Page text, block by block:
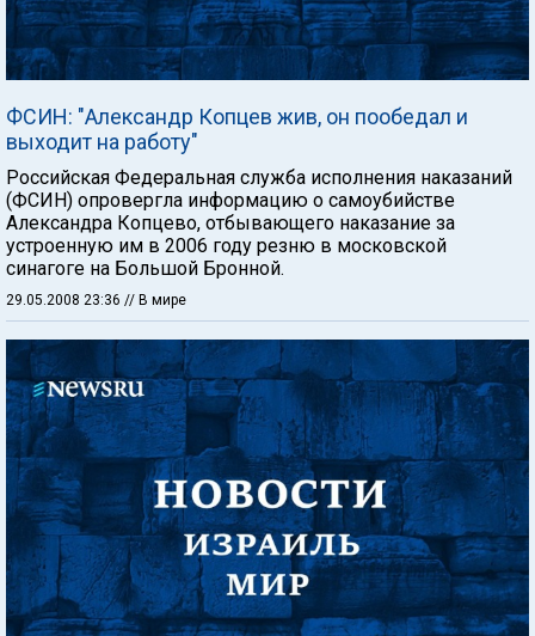
ФСИН: "Александр Копцев жив, он пообедал и
выходит на работу"
Российская Федеральная служба исполнения наказаний
(ФСИН) опровергла информацию о самоубийстве
Александра Копцево, отбывающего наказание за
устроенную им в 2006 году резню в московской
синагоге на Большой Бронной.
29.05.2008 23:36 // В мире